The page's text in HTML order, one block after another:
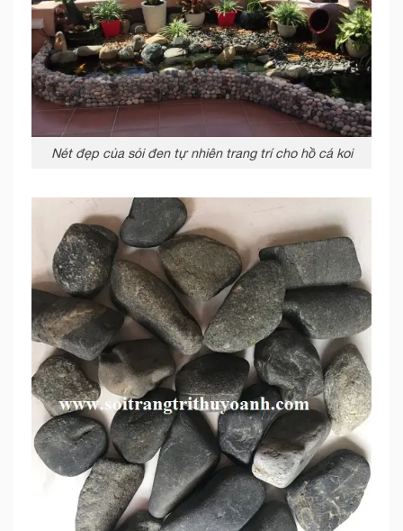
Nét đẹp của sỏi đen tự nhiên trang trí cho hồ cá koi